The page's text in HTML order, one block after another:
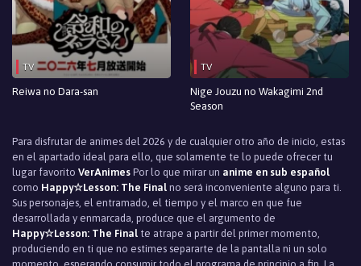
TV
Reiwa no Dara-san
TV
Nige Jouzu no Wakagimi 2nd
Season
Para disfrutar de animes del 2026 y de cualquier otro año de inicio, estas
en el apartado ideal para ello, que solamente te lo puede ofrecer tu
lugar favorito VerAnimes Por lo que mirar un anime en sub español
como Happy☆Lesson: The Final no será inconveniente alguno para ti.
Sus personajes, el entramado, el tiempo y el marco en que fue
desarrollada y enmarcada, produce que el argumento de
Happy☆Lesson: The Final te atrape a partir del primer momento,
produciendo en ti que no estimes separarte de la pantalla ni un solo